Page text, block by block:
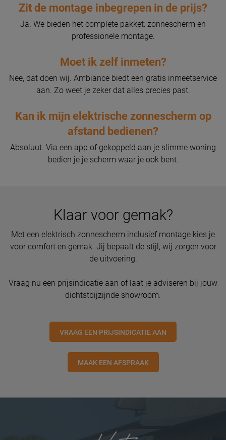
Zit de montage inbegrepen in de prijs?
Ja. We bieden het complete pakket: zonnescherm en
professionele montage.
Moet ik zelf inmeten?
Nee, dat doen wij. Ambiance biedt een gratis inmeetservice
aan. Zo weet je zeker dat alles precies past.
Kan ik mijn elektrische zonnescherm op
afstand bedienen?
Absoluut. Via een app of gekoppeld aan je slimme woning
bedien je je scherm waar je ook bent.
Klaar voor gemak?
Met een elektrisch zonnescherm inclusief montage kies je
voor comfort en gemak. Jij bepaalt de stijl, wij zorgen voor
de uitvoering.
Vraag nu een prijsindicatie aan of laat je adviseren bij jouw
dichtstbijzijnde showroom.
VRAAG EEN PRIJSINDICATIE AAN
MAAK EEN AFSPRAAK